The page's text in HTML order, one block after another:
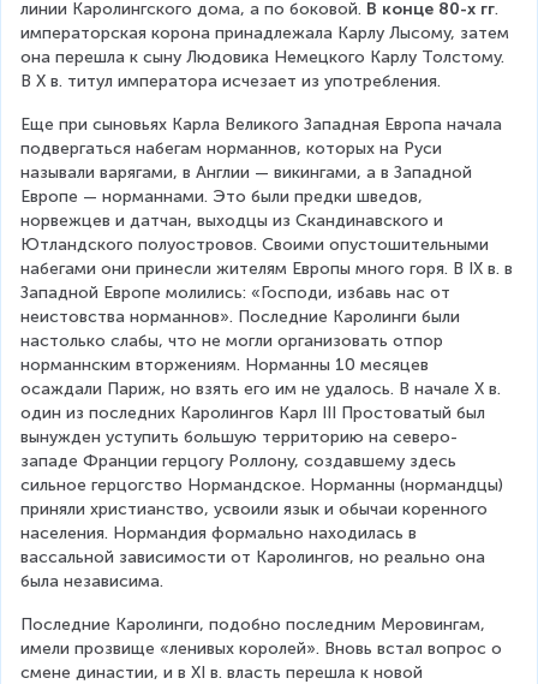
линии Каролингского дома, а по боковой. В конце 80-х гг.
императорская корона принадлежала Карлу Лысому, затем
она перешла к сыну Людовика Немецкого Карлу Толстому.
В X в. титул императора исчезает из употребления.
Еще при сыновьях Карла Великого Западная Европа начала
подвергаться набегам норманнов, которых на Руси
называли варягами, в Англии — викингами, а в Западной
Европе — норманнами. Это были предки шведов,
норвежцев и датчан, выходцы из Скандинавского и
Ютландского полуостровов. Своими опустошительными
набегами они принесли жителям Европы много горя. В IX в. в
Западной Европе молились: «Господи, избавь нас от
неистовства норманнов». Последние Каролинги были
настолько слабы, что не могли организовать отпор
норманнским вторжениям. Норманны 10 месяцев
осаждали Париж, но взять его им не удалось. В начале X в.
один из последних Каролингов Карл III Простоватый был
вынужден уступить большую территорию на северо-
западе Франции герцогу Роллону, создавшему здесь
сильное герцогство Нормандское. Норманны (нормандцы)
приняли христианство, усвоили язык и обычаи коренного
населения. Нормандия формально находилась в
вассальной зависимости от Каролингов, но реально она
была независима.
Последние Каролинги, подобно последним Меровингам,
имели прозвище «ленивых королей». Вновь встал вопрос о
смене династии, и в XI в. власть перешла к новой